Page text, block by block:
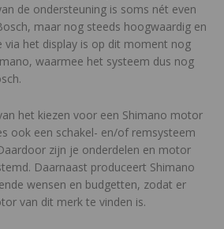
de ondersteuning is soms nét even
maar nog steeds hoogwaardig en
via het display is op dit moment nog
waarmee het systeem dus nog
het kiezen voor een Shimano motor
ook een schakel- en/of remsysteem
zijn je onderdelen en motor
Daarnaast produceert Shimano
wensen en budgetten, zodat er
van dit merk te vinden is.